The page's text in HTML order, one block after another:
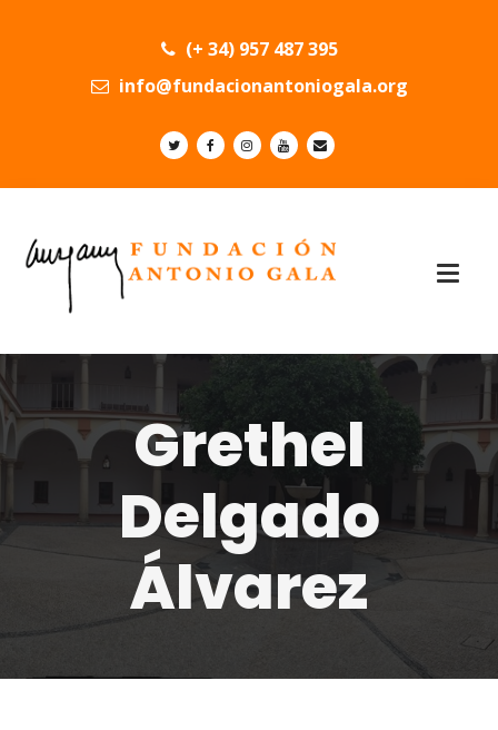
(+ 34) 957 487 395
info@fundacionantoniogala.org
Grethel
Delgado
Álvarez